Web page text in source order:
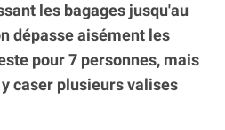
les bagages jusqu'au
dépasse aisément les
pour 7 personnes, mais
caser plusieurs valises